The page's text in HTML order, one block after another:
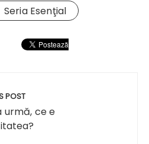
Seria Esenţial
POST
urmă, ce e